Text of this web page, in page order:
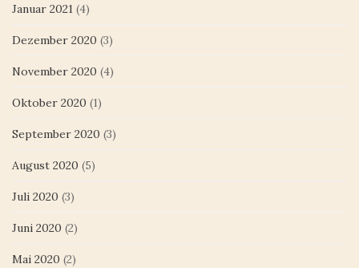
Januar 2021 (4)
Dezember 2020 (3)
November 2020 (4)
Oktober 2020 (1)
September 2020 (3)
August 2020 (5)
Juli 2020 (3)
Juni 2020 (2)
Mai 2020 (2)